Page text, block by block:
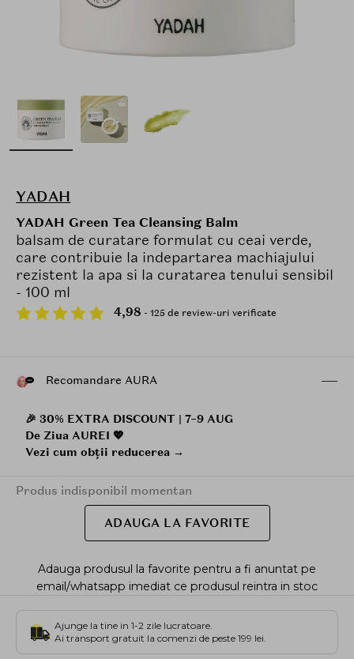
YADAH
YADAH Green Tea Cleansing Balm
balsam de curatare formulat cu ceai verde,
care contribuie la indepartarea machiajului
rezistent la apa si la curatarea tenului sensibil
- 100 ml
4,98 - 125 de review-uri verificate
Recomandare AURA
🎉 30% EXTRA DISCOUNT | 7–9 AUG
De Ziua AUREI 💖
Vezi cum obții reducerea →
Produs indisponibil momentan
ADAUGA LA FAVORITE
Adauga produsul la favorite pentru a fi anuntat pe
email/whatsapp imediat ce produsul reintra in stoc
Ajunge la tine in 1-2 zile lucratoare.
Ai transport gratuit la comenzi de peste 199 lei.